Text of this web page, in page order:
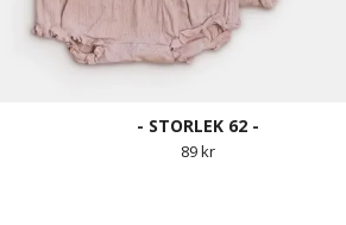
- STORLEK 62 -
89 kr